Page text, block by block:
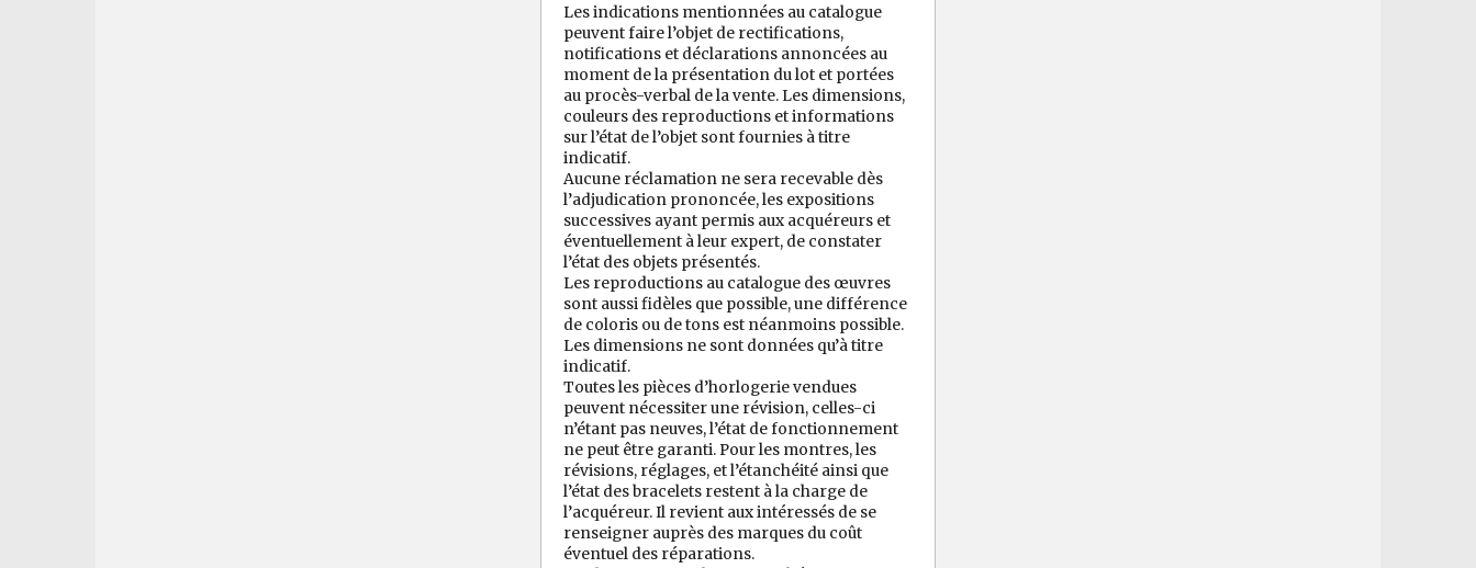
Les indications mentionnées au catalogue
peuvent faire l’objet de rectifications,
notifications et déclarations annoncées au
moment de la présentation du lot et portées
au procès-verbal de la vente. Les dimensions,
couleurs des reproductions et informations
sur l’état de l’objet sont fournies à titre
indicatif.
Aucune réclamation ne sera recevable dès
l’adjudication prononcée, les expositions
successives ayant permis aux acquéreurs et
éventuellement à leur expert, de constater
l’état des objets présentés.
Les reproductions au catalogue des œuvres
sont aussi fidèles que possible, une différence
de coloris ou de tons est néanmoins possible.
Les dimensions ne sont données qu’à titre
indicatif.
Toutes les pièces d’horlogerie vendues
peuvent nécessiter une révision, celles-ci
n’étant pas neuves, l’état de fonctionnement
ne peut être garanti. Pour les montres, les
révisions, réglages, et l’étanchéité ainsi que
l’état des bracelets restent à la charge de
l’acquéreur. Il revient aux intéressés de se
renseigner auprès des marques du coût
éventuel des réparations.